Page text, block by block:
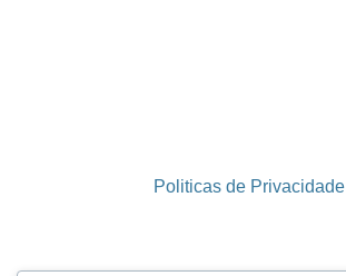
Politicas de Privacidade